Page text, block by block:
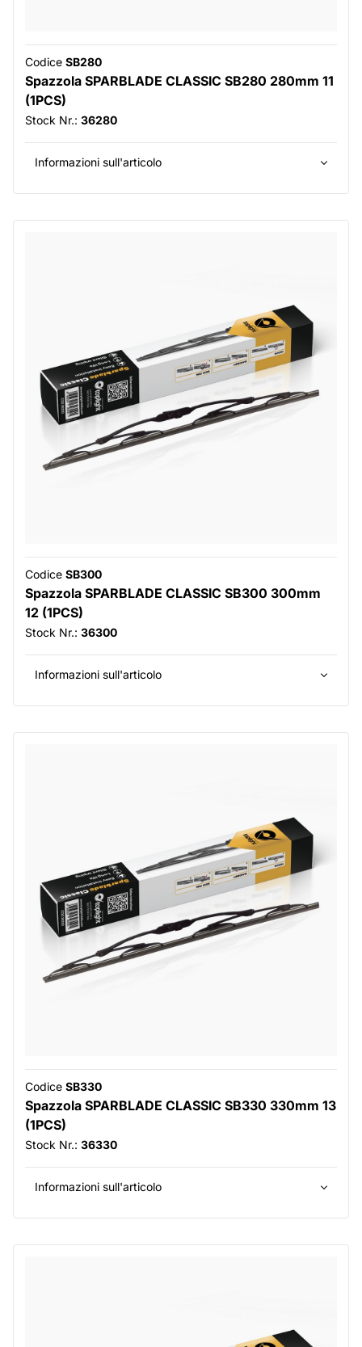
Codice SB280
Spazzola SPARBLADE CLASSIC SB280 280mm 11
(1PCS)
Stock Nr.: 36280
Informazioni sull'articolo
Codice SB300
Spazzola SPARBLADE CLASSIC SB300 300mm
12 (1PCS)
Stock Nr.: 36300
Informazioni sull'articolo
Codice SB330
Spazzola SPARBLADE CLASSIC SB330 330mm 13
(1PCS)
Stock Nr.: 36330
Informazioni sull'articolo